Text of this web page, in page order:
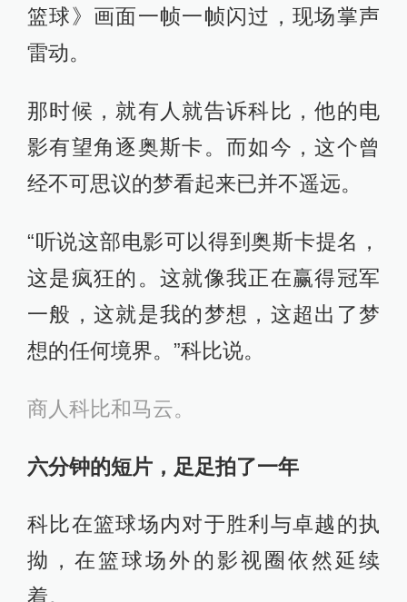
篮球》画面一帧一帧闪过，现场掌声
雷动。
那时候，就有人就告诉科比，他的电
影有望角逐奥斯卡。而如今，这个曾
经不可思议的梦看起来已并不遥远。
“听说这部电影可以得到奥斯卡提名，
这是疯狂的。这就像我正在赢得冠军
一般，这就是我的梦想，这超出了梦
想的任何境界。”科比说。
商人科比和马云。
六分钟的短片，足足拍了一年
科比在篮球场内对于胜利与卓越的执
拗，在篮球场外的影视圈依然延续
着。